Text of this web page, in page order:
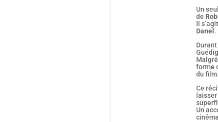
Un
de
Il
Danel .
forme
du film.
Ce
Un